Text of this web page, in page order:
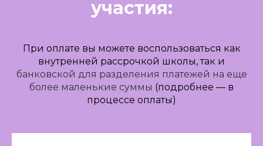
участия:
При оплате вы можете воспользоваться как
внутренней рассрочкой школы, так и
банковской для разделения платежей на еще
более маленькие суммы (подробнее — в
процессе оплаты)